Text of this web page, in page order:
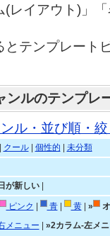
(レイアウト)」
とテンプレート
ンルのテンプレ
ル・並び順・
クール| 個性的
未分類
が新しい|
ピンク 青| 黄| »
メニュー
»2カラム-左メ